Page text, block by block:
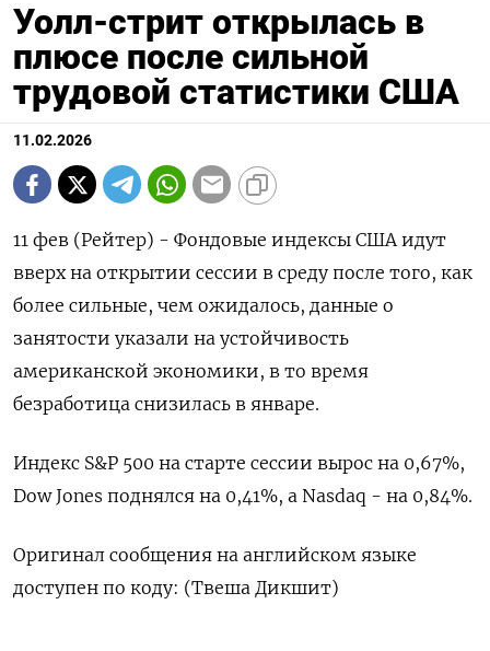
Уолл-стрит открылась в
плюсе после сильной
трудовой статистики США
11.02.2026
11 фев (Рейтер) - Фондовые индексы США ‌идут
вверх на открытии сессии в ​среду ​после того, ​как
⁠более ‌сильные, чем ожидалось, ‌данные о
занятости указали ​на ‌устойчивость
американской экономики, ​в то время
‌безработица снизилась в январе.
Индекс S&​P ​500 ‌на старте сессии ​вырос на 0,67%,
Dow Jones поднялся на 0,41%, а ​Nasdaq - ⁠на 0,84%.
Оригинал ‌сообщения на ‌английском языке
доступен ​по коду: (‌Твеша Дикшит)